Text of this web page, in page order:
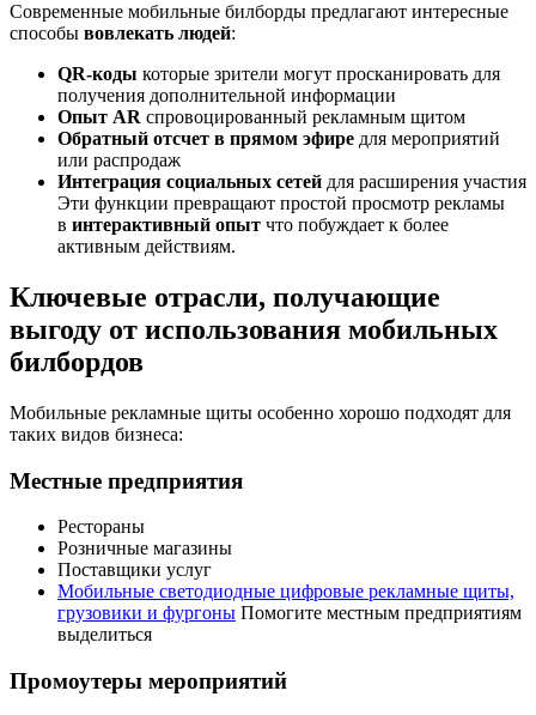
Современные мобильные билборды предлагают интересные
способы вовлекать людей:
QR-коды которые зрители могут просканировать для
получения дополнительной информации
Опыт AR спровоцированный рекламным щитом
Обратный отсчет в прямом эфире для мероприятий
или распродаж
Интеграция социальных сетей для расширения участия
Эти функции превращают простой просмотр рекламы
в интерактивный опыт что побуждает к более
активным действиям.
Ключевые отрасли, получающие
выгоду от использования мобильных
билбордов
Мобильные рекламные щиты особенно хорошо подходят для
таких видов бизнеса:
Местные предприятия
Рестораны
Розничные магазины
Поставщики услуг
Мобильные светодиодные цифровые рекламные щиты,
грузовики и фургоны Помогите местным предприятиям
выделиться
Промоутеры мероприятий